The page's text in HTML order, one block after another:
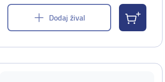
Dodaj žival